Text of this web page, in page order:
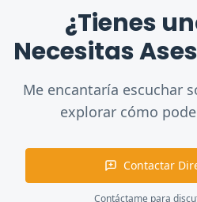
¿Tienes
Necesitas
Me encantaría escuchar
explorar cómo
Contactar
Contáctame para